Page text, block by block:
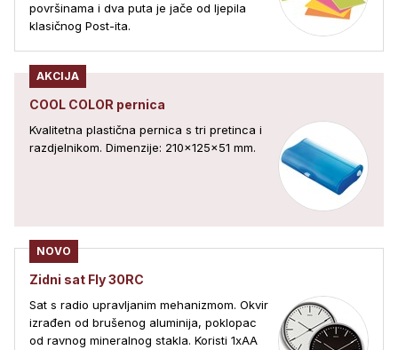
površinama i dva puta je jače od ljepila
klasičnog Post-ita.
AKCIJA
COOL COLOR pernica
Kvalitetna plastična pernica s tri pretinca i
razdjelnikom. Dimenzije: 210x125x51 mm.
NOVO
Zidni sat Fly 30RC
Sat s radio upravljanim mehanizmom. Okvir
izrađen od brušenog aluminija, poklopac
od ravnog mineralnog stakla. Koristi 1xAA